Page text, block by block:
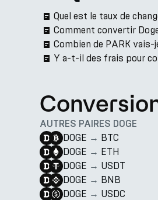
Quel est le taux de
Comment convertir
Combien de PARK vais-
Y a-t-il des frais pour
AUTRES PAIRES DOGE
DOGE → BTC
DOGE → ETH
DOGE → USDT
DOGE → BNB
DOGE → USDC